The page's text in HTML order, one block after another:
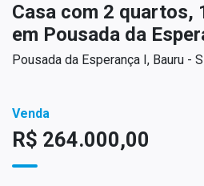
Casa com 2 quartos,
em Pousada da
Pousada da Esperança I, Bauru -
Venda
R$ 264.000,00